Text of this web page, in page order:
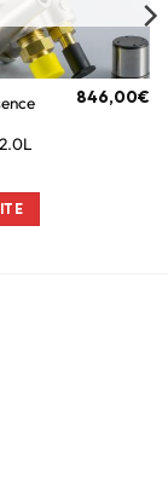
846,00€